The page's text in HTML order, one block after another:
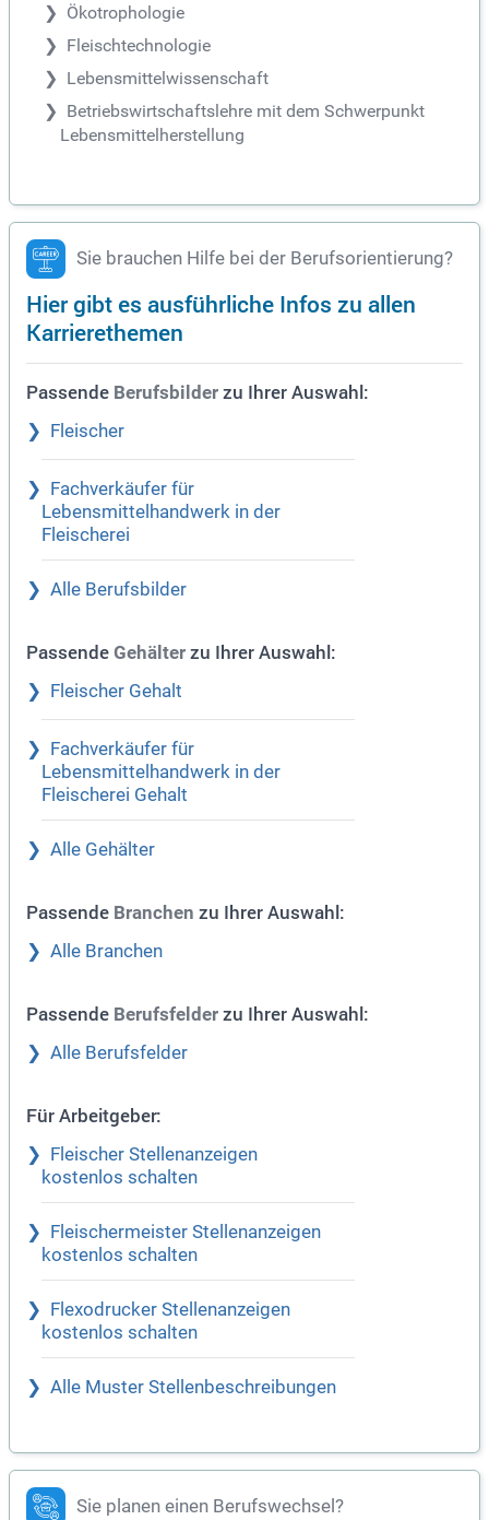
Ökotrophologie
Fleischtechnologie
Lebensmittelwissenschaft
Betriebswirtschaftslehre mit dem Schwerpunkt
Lebensmittelherstellung
Sie brauchen Hilfe bei der Berufsorientierung?
Hier gibt es ausführliche Infos zu allen
Karrierethemen
Passende Berufsbilder zu Ihrer Auswahl:
Fleischer
Fachverkäufer für
Lebensmittelhandwerk in der
Fleischerei
Alle Berufsbilder
Passende Gehälter zu Ihrer Auswahl:
Fleischer Gehalt
Fachverkäufer für
Lebensmittelhandwerk in der
Fleischerei Gehalt
Alle Gehälter
Passende Branchen zu Ihrer Auswahl:
Alle Branchen
Passende Berufsfelder zu Ihrer Auswahl:
Alle Berufsfelder
Für Arbeitgeber:
Fleischer Stellenanzeigen
kostenlos schalten
Fleischermeister Stellenanzeigen
kostenlos schalten
Flexodrucker Stellenanzeigen
kostenlos schalten
Alle Muster Stellenbeschreibungen
Sie planen einen Berufswechsel?